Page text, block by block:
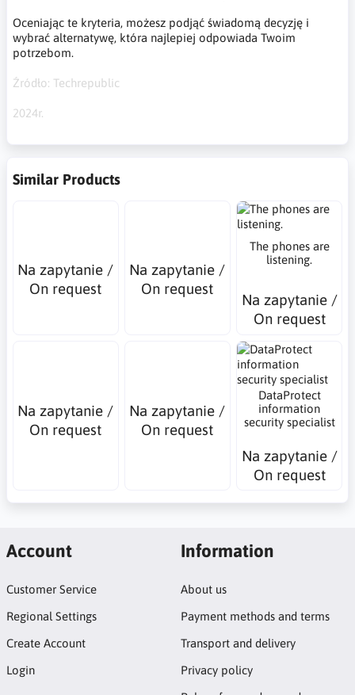
Oceniając te kryteria, możesz podjąć świadomą decyzję i
wybrać alternatywę, która najlepiej odpowiada Twoim
potrzebom.
Źródło: Techrepublic
2024r.
Similar Products
Na zapytanie /
On request
Na zapytanie /
On request
The phones are
listening.
Na zapytanie /
On request
Na zapytanie /
On request
Na zapytanie /
On request
DataProtect
information
security specialist
Na zapytanie /
On request
Account
Customer Service
Regional Settings
Create Account
Login
Information
About us
Payment methods and terms
Transport and delivery
Privacy policy